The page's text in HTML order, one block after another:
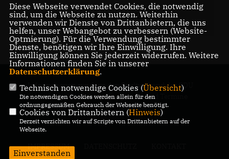
REGISTRIERUNG FÜR MITGLIEDER
Informationen rund um den Stadtverband der CDU
Strausberg, Kandidaten, Programm und Termine
werden hier jedem Bürger präsentiert.
IMPRESSUM
Diese Webseite verwendet Cookies, die notwendig
sind, um die Webseite zu nutzen. Weiterhin
verwenden wir Dienste von Drittanbietern, die uns
helfen, unser Webangebot zu verbessern (Website-
Optmierung). Für die Verwendung bestimmter
Dienste, benötigen wir Ihre Einwilligung. Ihre
Einwilligung können Sie jederzeit widerrufen. Weitere
Informationen finden Sie in unserer
Datenschutzerklärung.
Technisch notwendige Cookies (Übersicht)
Die notwendigen Cookies werden allein für den
ordnungsgemäßen Gebrauch der Webseite benötigt.
Cookies von Drittanbietern (Hinweis)
Derzeit verzichten wir auf Scripte von Drittanbietern auf der
Webseite.
Einverstanden